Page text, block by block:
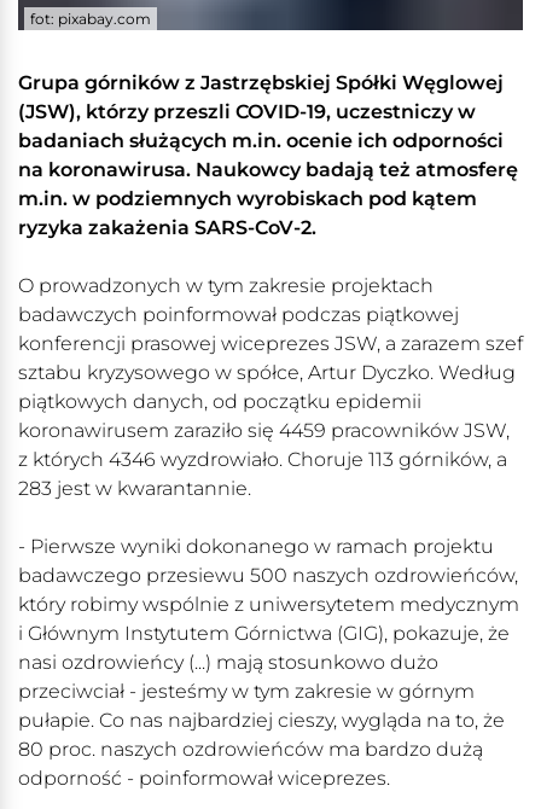
fot: pixabay.com
Grupa górników z Jastrzębskiej Spółki Węglowej
(JSW), którzy przeszli COVID-19, uczestniczy w
badaniach służących m.in. ocenie ich odporności
na koronawirusa. Naukowcy badają też atmosferę
m.in. w podziemnych wyrobiskach pod kątem
ryzyka zakażenia SARS-CoV-2.
O prowadzonych w tym zakresie projektach
badawczych poinformował podczas piątkowej
konferencji prasowej wiceprezes JSW, a zarazem szef
sztabu kryzysowego w spółce, Artur Dyczko. Według
piątkowych danych, od początku epidemii
koronawirusem zaraziło się 4459 pracowników JSW,
z których 4346 wyzdrowiało. Choruje 113 górników, a
283 jest w kwarantannie.
- Pierwsze wyniki dokonanego w ramach projektu
badawczego przesiewu 500 naszych ozdrowieńców,
który robimy wspólnie z uniwersytetem medycznym
i Głównym Instytutem Górnictwa (GIG), pokazuje, że
nasi ozdrowieńcy (...) mają stosunkowo dużo
przeciwciał - jesteśmy w tym zakresie w górnym
pułapie. Co nas najbardziej cieszy, wygląda na to, że
80 proc. naszych ozdrowieńców ma bardzo dużą
odporność - poinformował wiceprezes.